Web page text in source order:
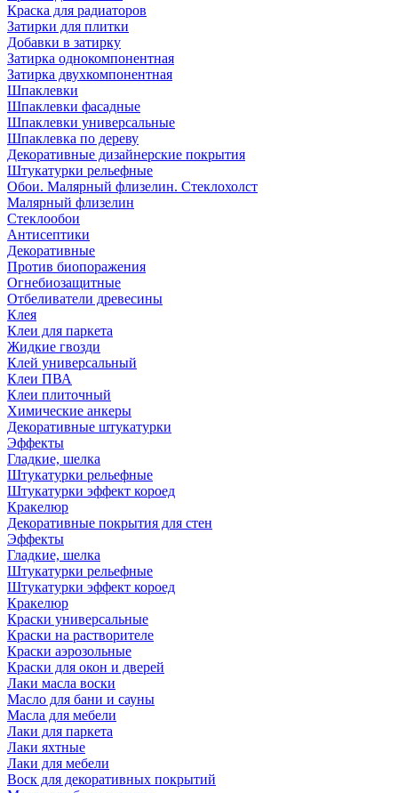
Краска для радиаторов
Затирки для плитки
Добавки в затирку
Затирка однокомпонентная
Затирка двухкомпонентная
Шпаклевки
Шпаклевки фасадные
Шпаклевки универсальные
Шпаклевка по дереву
Декоративные дизайнерские покрытия
Штукатурки рельефные
Обои. Малярный флизелин. Стеклохолст
Малярный флизелин
Стеклообои
Антисептики
Декоративные
Против биопоражения
Огнебиозащитные
Отбеливатели древесины
Клея
Клеи для паркета
Жидкие гвозди
Клей универсальный
Клеи ПВА
Клеи плиточный
Химические анкеры
Декоративные штукатурки
Эффекты
Гладкие, шелка
Штукатурки рельефные
Штукатурки эффект короед
Кракелюр
Декоративные покрытия для стен
Эффекты
Гладкие, шелка
Штукатурки рельефные
Штукатурки эффект короед
Кракелюр
Краски универсальные
Краски на растворителе
Краски аэрозольные
Краски для окон и дверей
Лаки масла воски
Масло для бани и сауны
Масла для мебели
Лаки для паркета
Лаки яхтные
Лаки для мебели
Воск для декоративных покрытий